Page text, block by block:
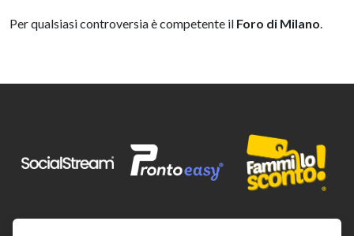
Per qualsiasi controversia è competente il Foro di Milano.